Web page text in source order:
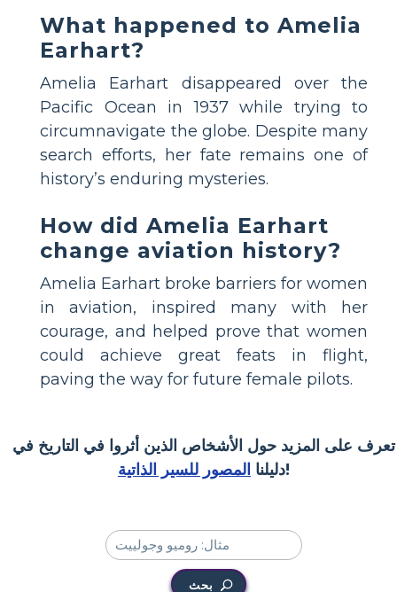
What happened to Amelia
Earhart?
Amelia Earhart disappeared over the
Pacific Ocean in 1937 while trying to
circumnavigate the globe. Despite many
search efforts, her fate remains one of
history’s enduring mysteries.
How did Amelia Earhart
change aviation history?
Amelia Earhart broke barriers for women
in aviation, inspired many with her
courage, and helped prove that women
could achieve great feats in flight,
paving the way for future female pilots.
تعرف على المزيد حول الأشخاص الذين أثروا في التاريخ في
دليلنا المصور للسير الذاتية !
بحث